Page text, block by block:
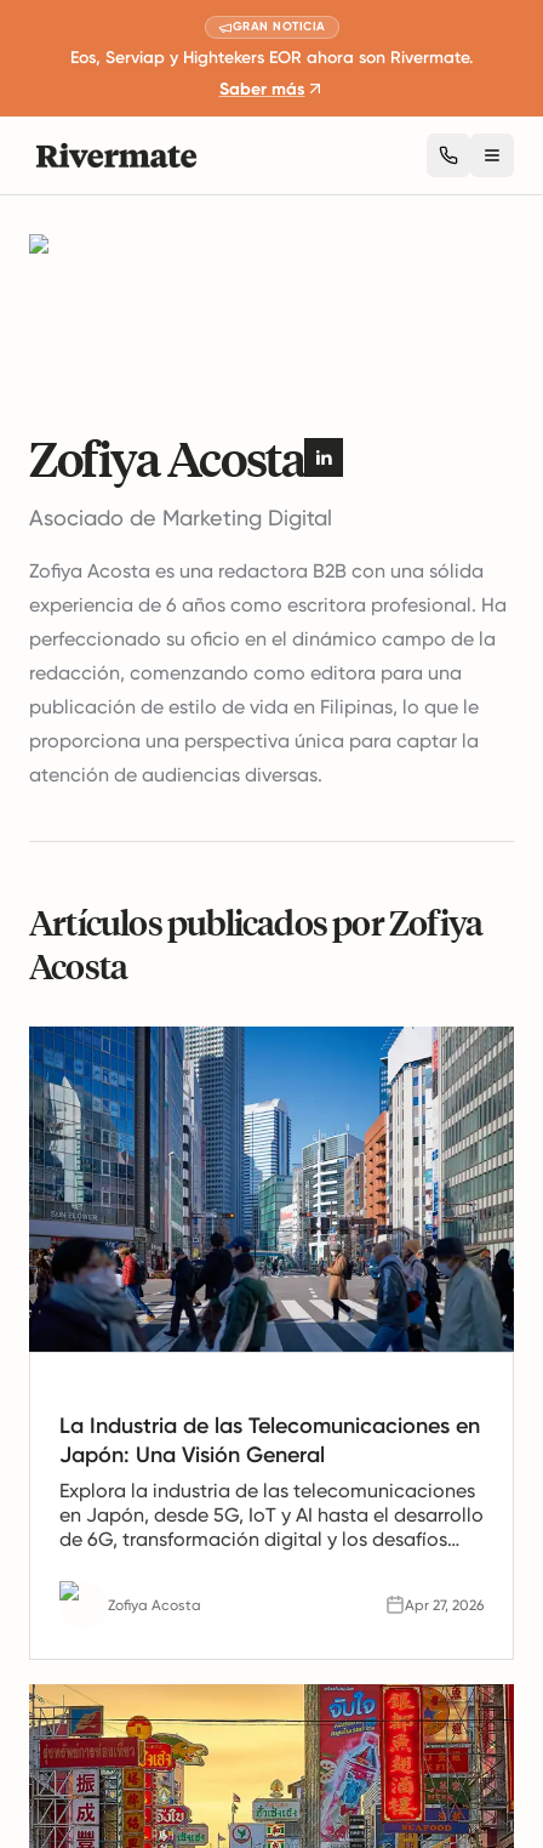
GRAN NOTICIA
Eos, Serviap y Hightekers EOR ahora son Rivermate.
Saber más
Zofiya Acosta
Asociado de Marketing Digital
Zofiya Acosta es una redactora B2B con una sólida
experiencia de 6 años como escritora profesional. Ha
perfeccionado su oficio en el dinámico campo de la
redacción, comenzando como editora para una
publicación de estilo de vida en Filipinas, lo que le
proporciona una perspectiva única para captar la
atención de audiencias diversas.
Artículos publicados por Zofiya
Acosta
La Industria de las Telecomunicaciones en
Japón: Una Visión General
Explora la industria de las telecomunicaciones
en Japón, desde 5G, IoT y AI hasta el desarrollo
de 6G, transformación digital y los desafíos
Zofiya Acosta Apr 27, 2026